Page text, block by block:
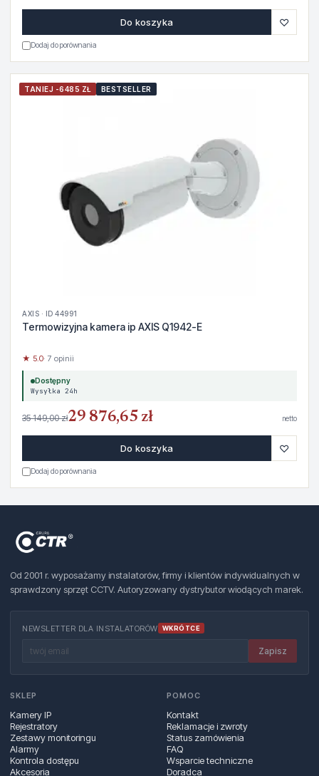
Do koszyka ♡
Dodaj do porównania
TANIEJ -6485 ZŁ BESTSELLER
AXIS · ID 44991
Termowizyjna kamera ip AXIS Q1942-E
★ 5.0· 7 opinii
Dostępny
Wysyłka 24h
35 149,00 zł29 876,65 zł netto
Do koszyka ♡
Dodaj do porównania
Od 2001 r. wyposażamy instalatorów, firmy i klientów indywidualnych w
sprawdzony sprzęt CCTV. Autoryzowany dystrybutor wiodących marek.
NEWSLETTER DLA INSTALATORÓW WKRÓTCE
Zapisz
SKLEP
Kamery IP
Rejestratory
Zestawy monitoringu
Alarmy
Kontrola dostępu
Akcesoria
POMOC
Kontakt
Reklamacje i zwroty
Status zamówienia
FAQ
Wsparcie techniczne
Doradca